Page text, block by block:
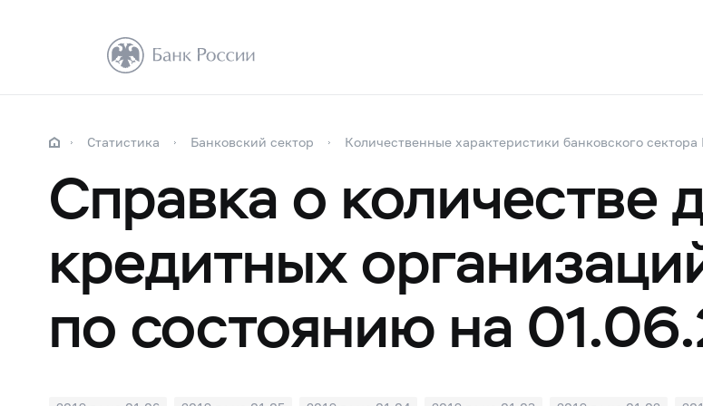
Статистика Банковский сектор Количественные характеристики банковского
Справка о количестве
кредитных
по состоянию на